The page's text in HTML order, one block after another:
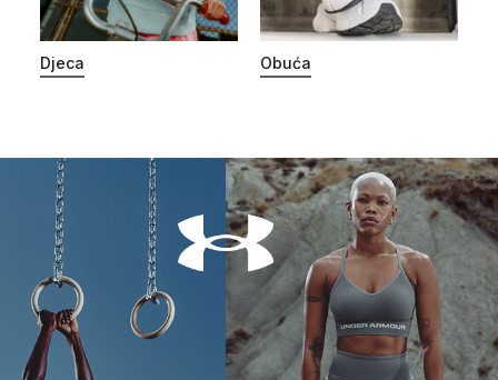
Djeca Obuća